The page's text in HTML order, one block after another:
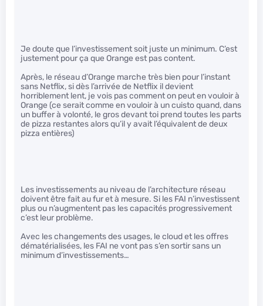
Je doute que l’investissement soit juste un minimum. C’est
justement pour ça que Orange est pas content.
Après, le réseau d’Orange marche très bien pour l’instant
sans Netflix, si dès l’arrivée de Netflix il devient
horriblement lent, je vois pas comment on peut en vouloir à
Orange (ce serait comme en vouloir à un cuisto quand, dans
un buffer à volonté, le gros devant toi prend toutes les parts
de pizza restantes alors qu’il y avait l’équivalent de deux
pizza entières)
Les investissements au niveau de l’architecture réseau
doivent être fait au fur et à mesure. Si les FAI n’investissent
plus ou n’augmentent pas les capacités progressivement
c’est leur problème.
Avec les changements des usages, le cloud et les offres
dématérialisées, les FAI ne vont pas s’en sortir sans un
minimum d’investissements…